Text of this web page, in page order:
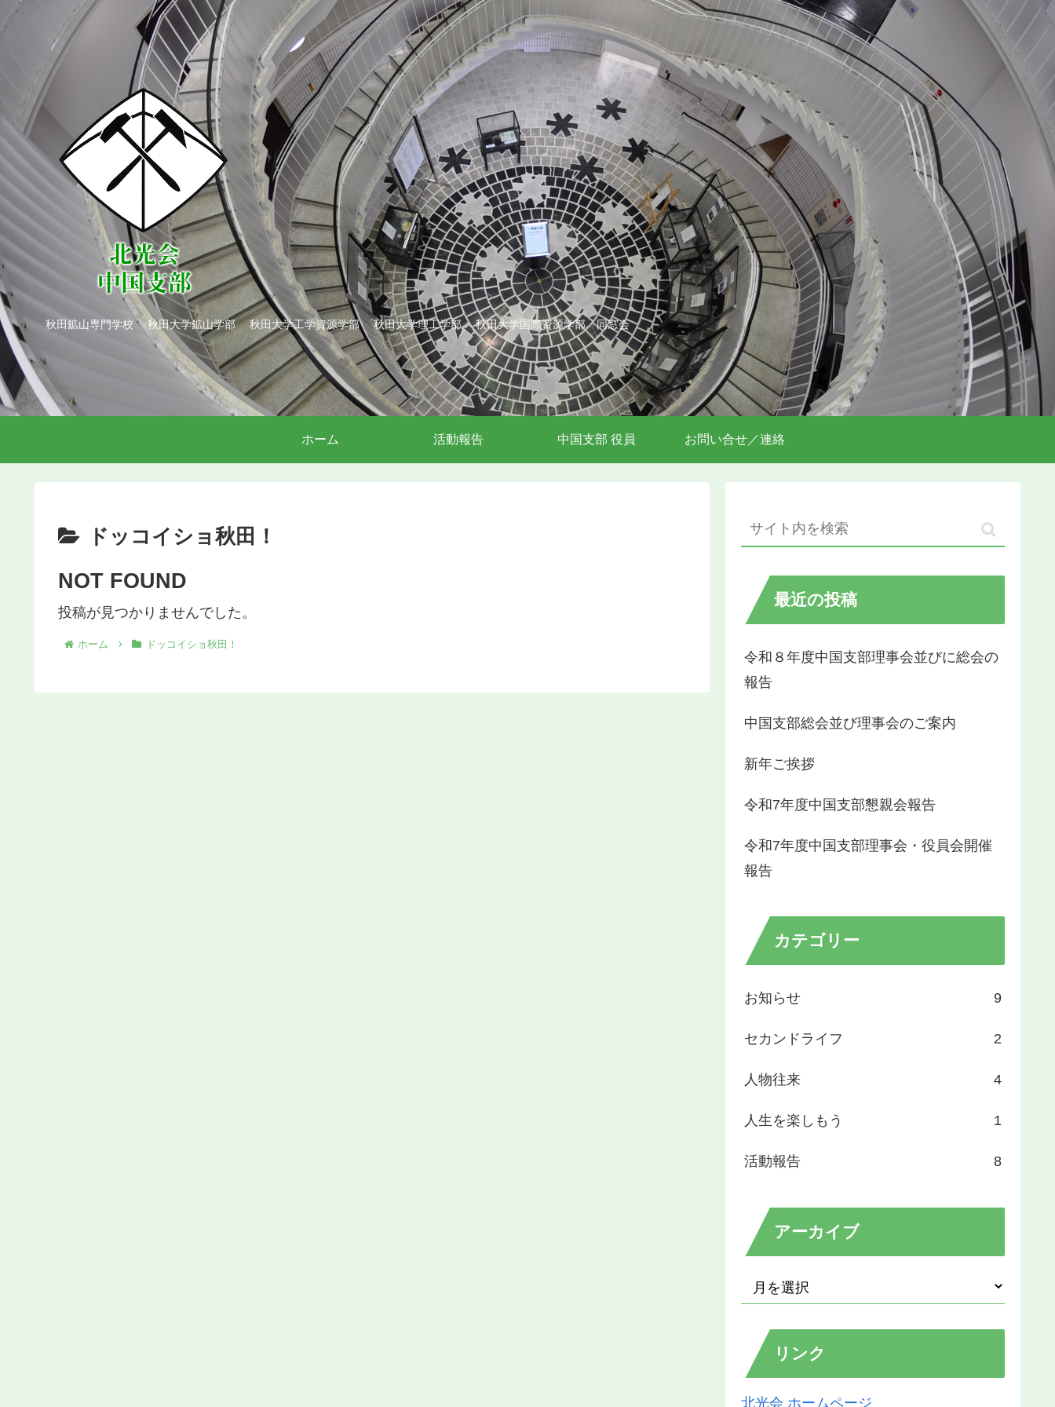
秋田鉱山専門学校 秋田大学鉱山学部 秋田大学工学資源学部 秋田大学理工学部 秋田大学国際資源学部 同窓会
ホーム 活動報告 中国支部 役員 お問い合せ／連絡
ドッコイショ秋田！
NOT FOUND
投稿が見つかりませんでした。
ホーム ドッコイショ秋田！
最近の投稿
令和８年度中国支部理事会並びに総会の
報告
中国支部総会並び理事会のご案内
新年ご挨拶
令和7年度中国支部懇親会報告
令和7年度中国支部理事会・役員会開催
報告
カテゴリー
お知らせ 9
セカンドライフ 2
人物往来 4
人生を楽しもう 1
活動報告 8
アーカイブ
リンク
北光会 ホームページ